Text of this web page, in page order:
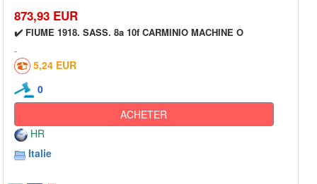
873,93 EUR
✔️ FIUME 1918. SASS. 8a 10f CARMINIO MACHINE O
5,24 EUR
0
ACHETER
HR
Italie